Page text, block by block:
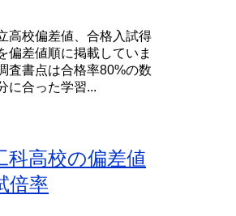
高校偏差値、合格入試得
偏差値順に掲載していま
査書点は合格率80%の数
合った学習...
科高校の偏差値
倍率